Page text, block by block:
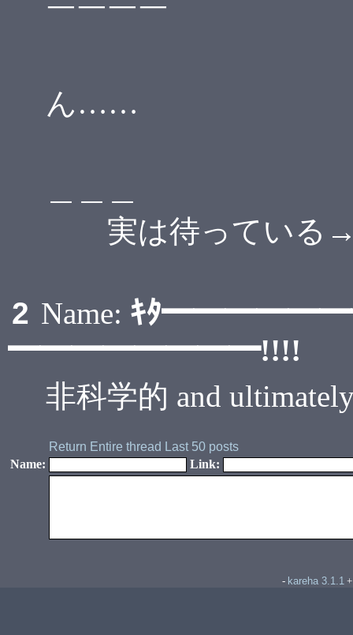
￣￣￣￣
ん……
実は待っている
2 Name: ｷﾀ
━━━━━━━━!!!!
非科学的 and
Return Entire thread Last 50 posts
Name:
Link:
- kareha 3.1.1